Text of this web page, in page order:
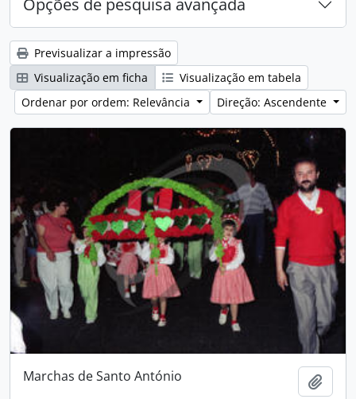
Opções de pesquisa avançada
Previsualizar a impressão
Visualização em ficha
Visualização em tabela
Ordenar por ordem: Relevância
Direção: Ascendente
Marchas de Santo António